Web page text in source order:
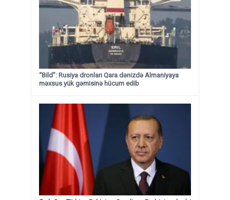
“Bild”: Rusiya dronları Qara dənizdə Almaniyaya
məxsus yük gəmisinə hücum edib